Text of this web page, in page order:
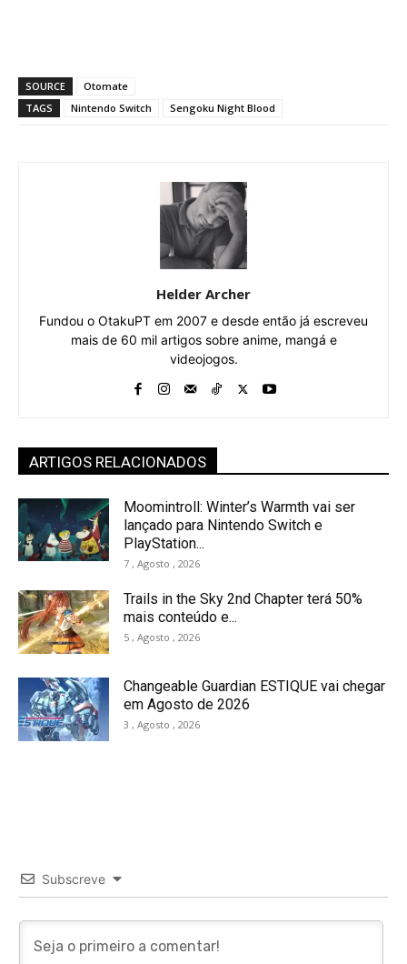
SOURCE
Otomate
TAGS
Nintendo Switch Sengoku Night Blood
Helder Archer
Fundou o OtakuPT em 2007 e desde então já escreveu
mais de 60 mil artigos sobre anime, mangá e
videojogos.
ARTIGOS RELACIONADOS
Moomintroll: Winter’s Warmth vai ser
lançado para Nintendo Switch e
PlayStation...
7 , Agosto , 2026
Trails in the Sky 2nd Chapter terá 50%
mais conteúdo e...
5 , Agosto , 2026
Changeable Guardian ESTIQUE vai chegar
em Agosto de 2026
3 , Agosto , 2026
Subscreve